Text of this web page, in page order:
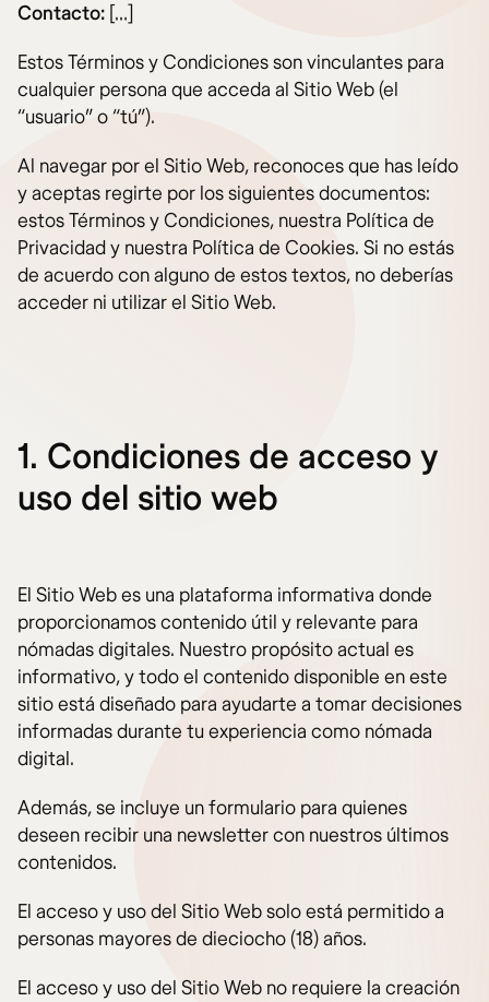
Contacto: […]
Estos Términos y Condiciones son vinculantes para
cualquier persona que acceda al Sitio Web (el
“usuario” o “tú”).
Al navegar por el Sitio Web, reconoces que has leído
y aceptas regirte por los siguientes documentos:
estos Términos y Condiciones, nuestra Política de
Privacidad y nuestra Política de Cookies. Si no estás
de acuerdo con alguno de estos textos, no deberías
acceder ni utilizar el Sitio Web.
1. Condiciones de acceso y
uso del sitio web
El Sitio Web es una plataforma informativa donde
proporcionamos contenido útil y relevante para
nómadas digitales. Nuestro propósito actual es
informativo, y todo el contenido disponible en este
sitio está diseñado para ayudarte a tomar decisiones
informadas durante tu experiencia como nómada
digital.
Además, se incluye un formulario para quienes
deseen recibir una newsletter con nuestros últimos
contenidos.
El acceso y uso del Sitio Web solo está permitido a
personas mayores de dieciocho (18) años.
El acceso y uso del Sitio Web no requiere la creación